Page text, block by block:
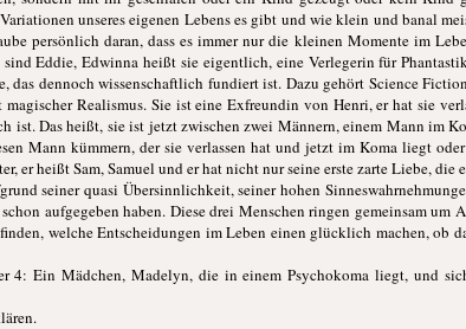
unseres eigenen Lebens es gibt und wie klein und banal
persönlich daran, dass es immer nur die kleinen Momente im
Eddie, Edwinna heißt sie eigentlich, eine Verlegerin für
das dennoch wissenschaftlich fundiert ist. Dazu gehört Science
Realismus. Sie ist eine Exfreundin von Henri, er hat sie
ist. Das heißt, sie ist jetzt zwischen zwei Männern, einem Mann im
Mann kümmern, der sie verlassen hat und jetzt im Koma liegt
er heißt Sam, Samuel und er hat nicht nur seine erste zarte Liebe, die
seiner quasi Übersinnlichkeit, seiner hohen
aufgegeben haben. Diese drei Menschen ringen gemeinsam um
welche Entscheidungen im Leben einen glücklich machen, ob
4: Ein Mädchen, Madelyn, die in einem Psychokoma liegt, und